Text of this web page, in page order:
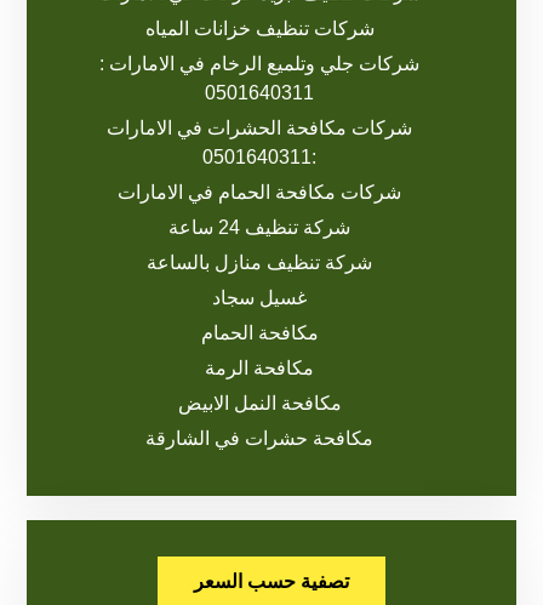
شركات تنظيف خزانات المياه
شركات جلي وتلميع الرخام في الامارات :
0501640311
شركات مكافحة الحشرات في الامارات
:0501640311
شركات مكافحة الحمام في الامارات
شركة تنظيف 24 ساعة
شركة تنظيف منازل بالساعة
غسيل سجاد
مكافحة الحمام
مكافحة الرمة
مكافحة النمل الابيض
مكافحة حشرات في الشارقة
تصفية حسب السعر